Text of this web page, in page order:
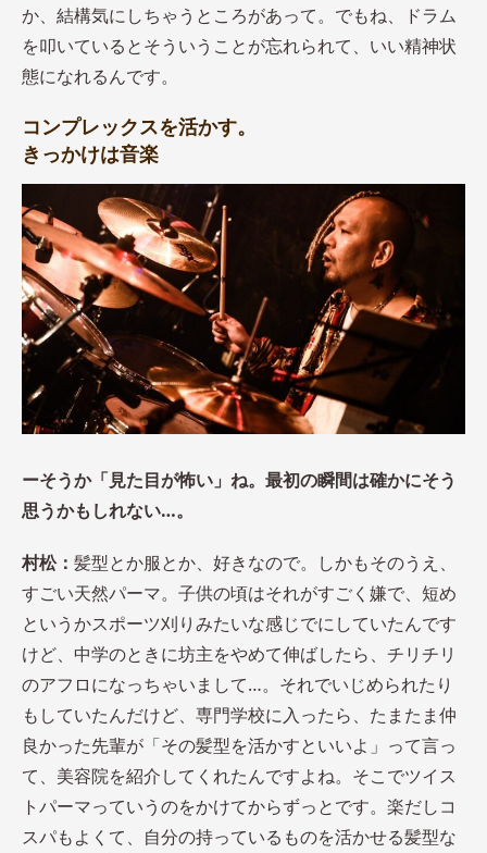
か、結構気にしちゃうところがあって。でもね、ドラム
を叩いているとそういうことが忘れられて、いい精神状
態になれるんです。
コンプレックスを活かす。
きっかけは音楽
ーそうか「見た目が怖い」ね。最初の瞬間は確かにそう
思うかもしれない…。
村松： 髪型とか服とか、好きなので。しかもそのうえ、
すごい天然パーマ。子供の頃はそれがすごく嫌で、短め
というかスポーツ刈りみたいな感じでにしていたんです
けど、中学のときに坊主をやめて伸ばしたら、チリチリ
のアフロになっちゃいまして…。それでいじめられたり
もしていたんだけど、専門学校に入ったら、たまたま仲
良かった先輩が「その髪型を活かすといいよ」って言っ
て、美容院を紹介してくれたんですよね。そこでツイス
トパーマっていうのをかけてからずっとです。楽だしコ
スパもよくて、自分の持っているものを活かせる髪型な